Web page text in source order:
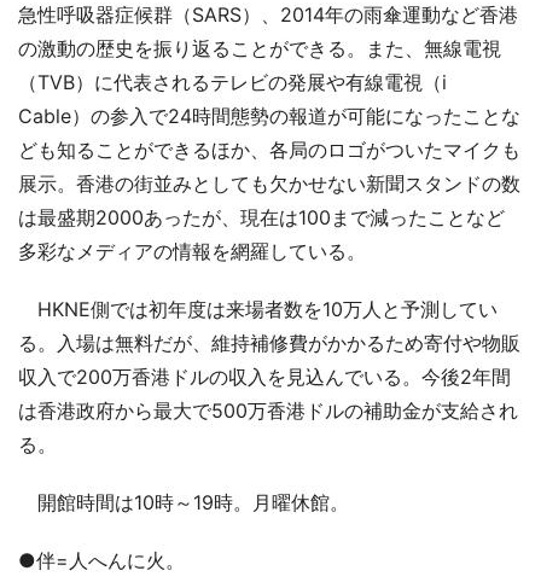
急性呼吸器症候群（SARS）、2014年の雨傘運動など香港
の激動の歴史を振り返ることができる。また、無線電視
（TVB）に代表されるテレビの発展や有線電視（i
Cable）の参入で24時間態勢の報道が可能になったことな
ども知ることができるほか、各局のロゴがついたマイクも
展示。香港の街並みとしても欠かせない新聞スタンドの数
は最盛期2000あったが、現在は100まで減ったことなど
多彩なメディアの情報を網羅している。
HKNE側では初年度は来場者数を10万人と予測してい
る。入場は無料だが、維持補修費がかかるため寄付や物販
収入で200万香港ドルの収入を見込んでいる。今後2年間
は香港政府から最大で500万香港ドルの補助金が支給され
る。
開館時間は10時～19時。月曜休館。
●伴=人へんに火。